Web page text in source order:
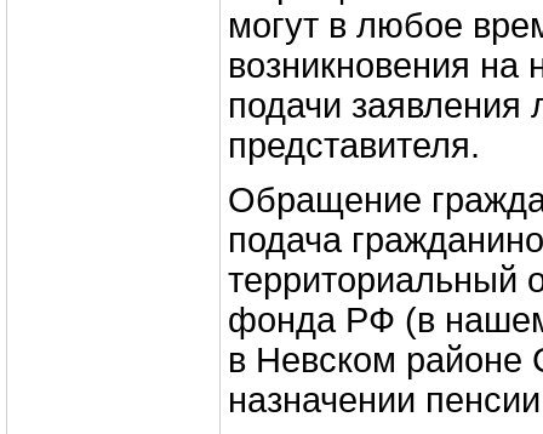
могут в любое
возникновения на
подачи заявления
представителя.
Обращение
подача
территориальный
фонда РФ (в
в Невском районе
назначении